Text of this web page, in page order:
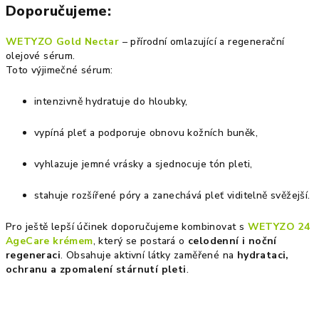
Doporučujeme:
WETYZO Gold Nectar – přírodní omlazující a regenerační
olejové sérum.
Toto výjimečné sérum:
intenzivně hydratuje do hloubky,
vypíná pleť a podporuje obnovu kožních buněk,
vyhlazuje jemné vrásky a sjednocuje tón pleti,
stahuje rozšířené póry a zanechává pleť viditelně svěžejší.
Pro ještě lepší účinek doporučujeme kombinovat s WETYZO 24
AgeCare krémem, který se postará o celodenní i noční
regeneraci. Obsahuje aktivní látky zaměřené na hydrataci,
ochranu a zpomalení stárnutí pleti.